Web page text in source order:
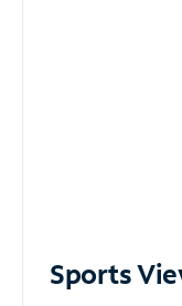
Sports